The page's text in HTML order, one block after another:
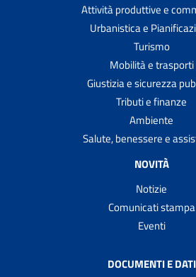
Attività produttive e
Urbanistica e
Turismo
Mobilità e trasporti
Giustizia e sicurezza
Tributi e finanze
Ambiente
Salute, benessere e
NOVITÀ
Notizie
Comunicati stampa
Eventi
DOCUMENTI E DATI